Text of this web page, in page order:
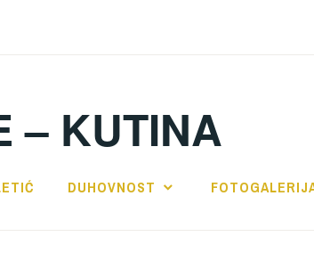
– KUTINA
DUHOVNOST